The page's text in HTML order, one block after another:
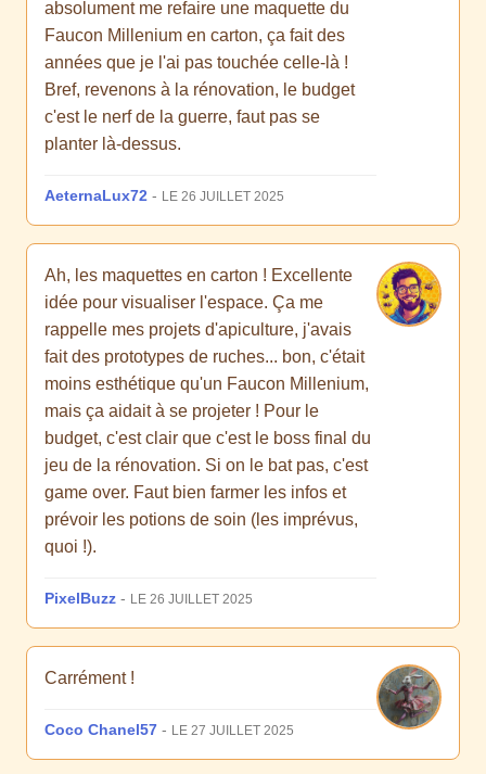
absolument me refaire une maquette du
Faucon Millenium en carton, ça fait des
années que je l'ai pas touchée celle-là !
Bref, revenons à la rénovation, le budget
c'est le nerf de la guerre, faut pas se
planter là-dessus.
AeternaLux72 - LE 26 JUILLET 2025
Ah, les maquettes en carton ! Excellente
idée pour visualiser l'espace. Ça me
rappelle mes projets d'apiculture, j'avais
fait des prototypes de ruches... bon, c'était
moins esthétique qu'un Faucon Millenium,
mais ça aidait à se projeter ! Pour le
budget, c'est clair que c'est le boss final du
jeu de la rénovation. Si on le bat pas, c'est
game over. Faut bien farmer les infos et
prévoir les potions de soin (les imprévus,
quoi !).
PixelBuzz - LE 26 JUILLET 2025
Carrément !
Coco Chanel57 - LE 27 JUILLET 2025